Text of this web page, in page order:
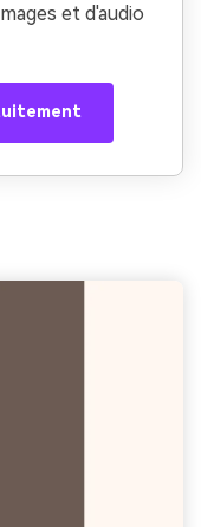
et d'audio